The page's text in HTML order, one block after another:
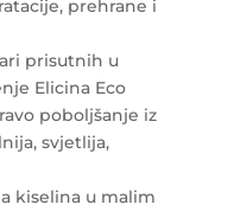
prehrane i
prisutnih u
Elicina Eco
poboljšanje iz
svjetlija,
kiselina u malim